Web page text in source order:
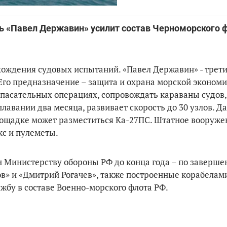
Державин» усилит состав Черноморского
судовых испытаний. «Павел Державин» -
предназначение – защита и охрана морской
операциях, сопровождать караваны судов,
два месяца, развивает скорость до 30 узлов.
может разместиться Ка-27ПС. Штатное
и пулеметы.
обороны РФ до конца года – по
и «Дмитрий Рогачев», также построенные
в составе Военно-морского флота РФ.